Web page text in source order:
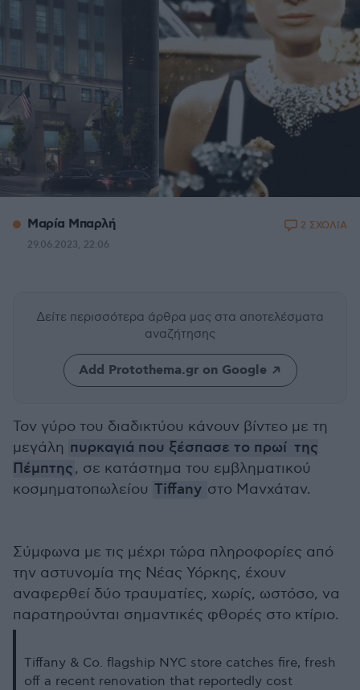
Μαρία Μπαρλή
29.06.2023, 22:06
2 ΣΧΟΛΙΑ
Δείτε περισσότερα άρθρα μας στα αποτελέσματα
αναζήτησης
Add Protothema.gr on Google
Τον γύρο του διαδικτύου κάνουν βίντεο με τη
μεγάλη πυρκαγιά που ξέσπασε το πρωί της
Πέμπτης, σε κατάστημα του εμβληματικού
κοσμηματοπωλείου Tiffany στο Μανχάταν.
Σύμφωνα με τις μέχρι τώρα πληροφορίες από
την αστυνομία της Νέας Υόρκης, έχουν
αναφερθεί δύο τραυματίες, χωρίς, ωστόσο, να
παρατηρούνται σημαντικές φθορές στο κτίριο.
Tiffany & Co. flagship NYC store catches fire, fresh
off a recent renovation that reportedly cost